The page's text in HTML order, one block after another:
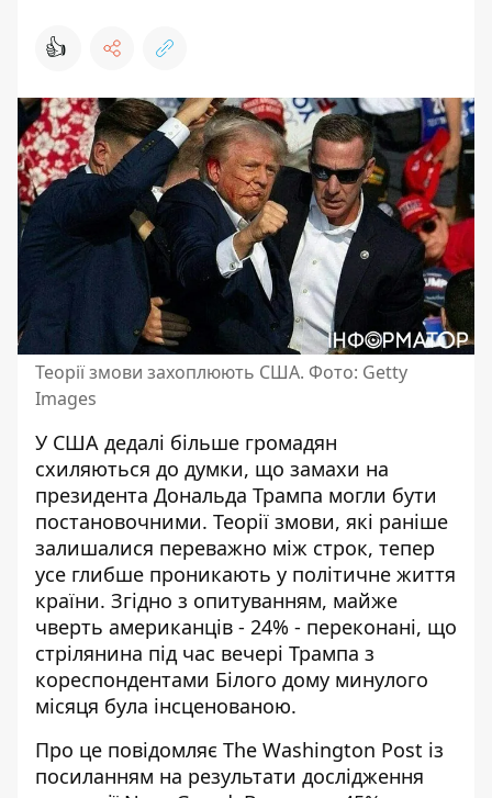
👍
Теорії змови захоплюють США. Фото: Getty
Images
У США дедалі більше громадян
схиляються до думки, що замахи на
президента Дональда Трампа могли бути
постановочними. Теорії змови, які раніше
залишалися переважно між строк, тепер
усе глибше проникають у політичне життя
країни. Згідно з опитуванням, майже
чверть американців - 24% - переконані, що
стрілянина під час вечері Трампа з
кореспондентами Білого дому минулого
місяця була інсценованою.
Про це повідомляє The Washington Post із
посиланням на результати дослідження